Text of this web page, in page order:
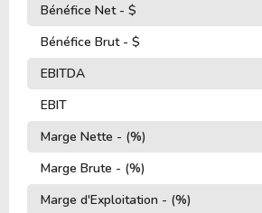
Bénéfice Net - $
Bénéfice Brut - $
EBITDA
EBIT
Marge Nette - (%)
Marge Brute - (%)
Marge d'Exploitation - (%)